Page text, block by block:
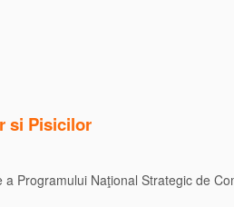
si Pisicilor
Programului Naţional Strategic de